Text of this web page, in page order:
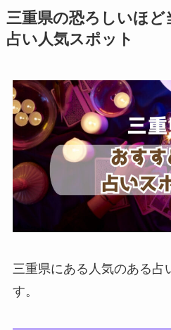
三重県の恐ろしいほ
占い人気スポット
三重県にある人気のある占
す。